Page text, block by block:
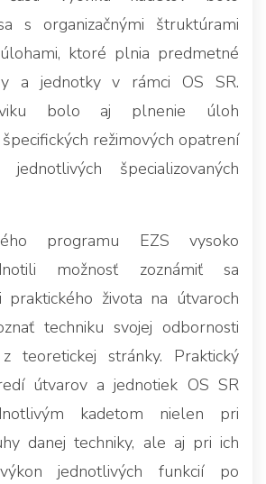
s organizačnými štruktúrami
ktoré plnia predmetné
a jednotky v rámci OS SR.
bolo aj plnenie úloh
režimových opatrení
špecializovaných
programu EZS vysoko
možnosť zoznámiť sa
praktického života na útvaroch
techniku svojej odbornosti
teoretickej stránky. Praktický
útvarov a jednotiek OS SR
kadetom nielen pri
danej techniky, ale aj pri ich
jednotlivých funkcií po